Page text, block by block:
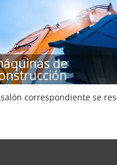
de
correspondiente se